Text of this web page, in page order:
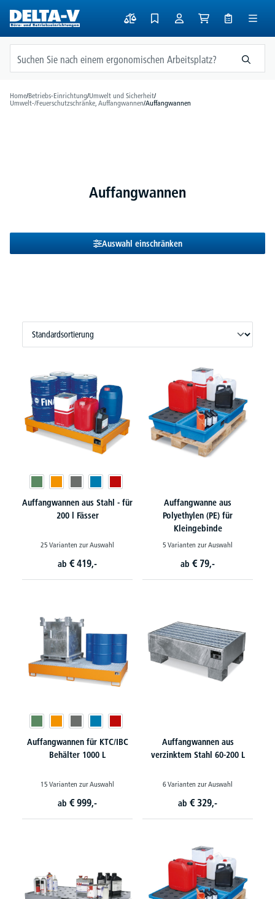
springen
Home/Betriebs-Einrichtung/Umwelt und Sicherheit/
Umwelt-/Feuerschutzschränke, Auffangwannen/Auffangwannen
Auffangwannen
Auswahl einschränken
Auffangwannen aus Stahl - für
200 l Fässer
25 Varianten zur Auswahl
ab € 419,-
Auffangwanne aus
Polyethylen (PE) für
Kleingebinde
5 Varianten zur Auswahl
ab € 79,-
Auffangwannen für KTC/IBC
Behälter 1000 L
15 Varianten zur Auswahl
ab € 999,-
Auffangwannen aus
verzinktem Stahl 60-200 L
6 Varianten zur Auswahl
ab € 329,-